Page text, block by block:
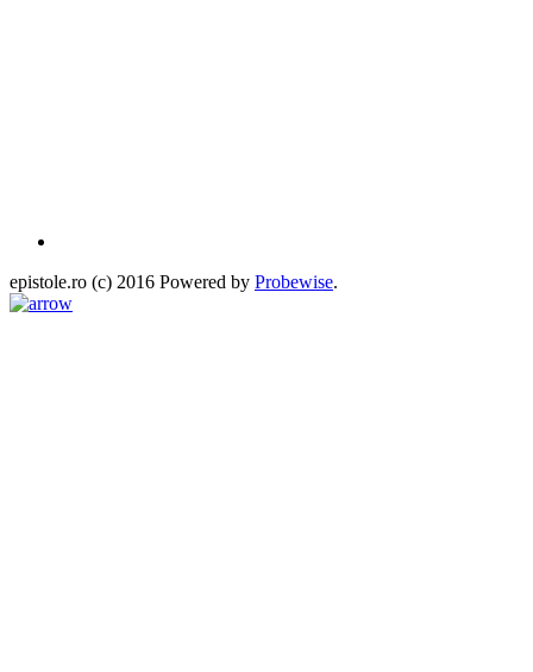
epistole.ro (c) 2016 Powered by Probewise.